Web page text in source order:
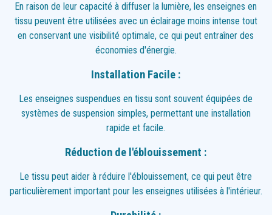
En raison de leur capacité à diffuser la lumière, les enseignes en
tissu peuvent être utilisées avec un éclairage moins intense tout
en conservant une visibilité optimale, ce qui peut entraîner des
économies d'énergie.
Installation Facile :
Les enseignes suspendues en tissu sont souvent équipées de
systèmes de suspension simples, permettant une installation
rapide et facile.
Réduction de l'éblouissement :
Le tissu peut aider à réduire l'éblouissement, ce qui peut être
particulièrement important pour les enseignes utilisées à l'intérieur.